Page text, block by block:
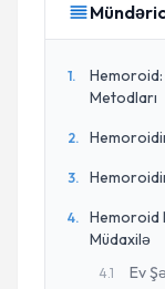
1.
Hemoroid:
Metodları
2.
3.
4.
Hemoroid
Müdaxilə
4.1 Ev